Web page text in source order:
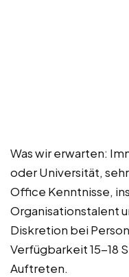
Was wir erwarten:
oder Universität,
Office Kenntnisse,
Organisationstalent
Diskretion bei
Verfügbarkeit 15-18
Auftreten.